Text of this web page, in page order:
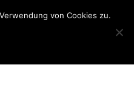
BEREICH
von Cookies zu.